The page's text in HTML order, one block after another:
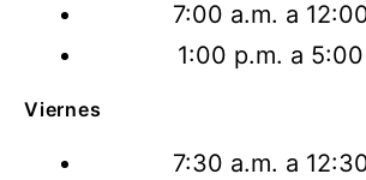
7:00 a.m. a
1:00 p.m. a
Viernes
7:30 a.m. a